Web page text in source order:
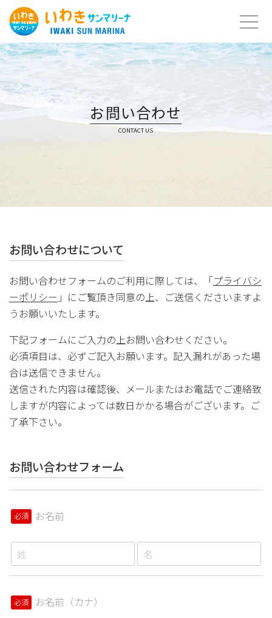
Skip
content
お問い合わせ
CONTACT US
お問い合わせについて
お問い合わせフォームのご利用に際しては、「プライバシ
ーポリシー 」にご覧頂き同意の上、ご送信くださいますよ
うお願いいたします。
下記フォームにご入力の上お問い合わせください。
必須項目は、必ずご記入お願います。記入漏れがあった場
合は送信できません。
送信された内容は確認後、メールまたはお電話でご連絡致
しますが内容によっては数日かかる場合がございます。ご
了承下さい。
お問い合わせフォーム
お名前
必須
お名前（カナ）
必須